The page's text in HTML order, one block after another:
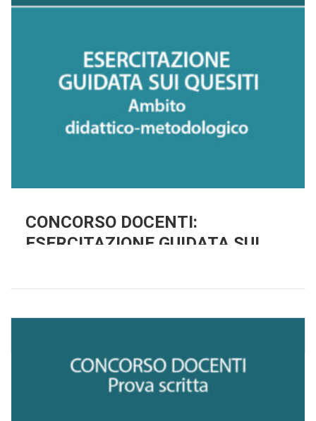
CONCORSO DOCENTI:
ESERCITAZIONE GUIDATA SUI
METODOLOGICO